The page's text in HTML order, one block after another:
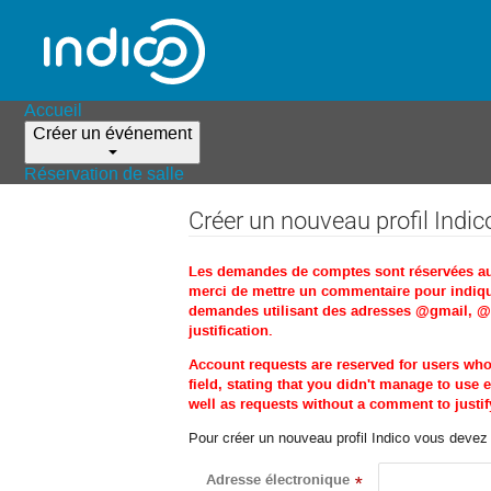
Accueil
Créer un événement
Réservation de salle
Créer un nouveau profil
Les demandes de comptes sont réservées
merci de mettre un commentaire pour
demandes utilisant des adresses @gmail,
justification.
Account requests are reserved for users
field, stating that you didn't manage to use
well as requests without a comment to
Pour créer un nouveau profil Indico vous
Adresse électronique *